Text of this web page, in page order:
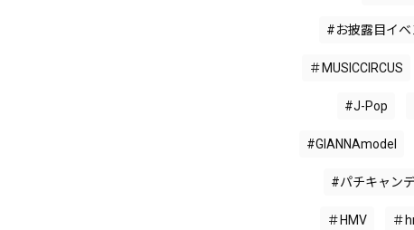
#お披露目イベ
＃MUSICCIRCUS
#J-Pop
#GIANNAmodel
#パチキャン
＃HMV ＃